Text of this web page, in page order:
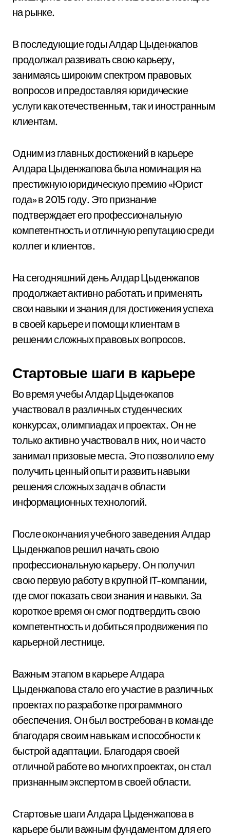
на рынке.
В последующие годы Алдар Цыденжапов
продолжал развивать свою карьеру,
занимаясь широким спектром правовых
вопросов и предоставляя юридические
услуги как отечественным, так и иностранным
клиентам.
Одним из главных достижений в карьере
Алдара Цыденжапова была номинация на
престижную юридическую премию «Юрист
года» в 2015 году. Это признание
подтверждает его профессиональную
компетентность и отличную репутацию среди
коллег и клиентов.
На сегодняшний день Алдар Цыденжапов
продолжает активно работать и применять
свои навыки и знания для достижения успеха
в своей карьере и помощи клиентам в
решении сложных правовых вопросов.
Стартовые шаги в карьере
Во время учебы Алдар Цыденжапов
участвовал в различных студенческих
конкурсах, олимпиадах и проектах. Он не
только активно участвовал в них, но и часто
занимал призовые места. Это позволило ему
получить ценный опыт и развить навыки
решения сложных задач в области
информационных технологий.
После окончания учебного заведения Алдар
Цыденжапов решил начать свою
профессиональную карьеру. Он получил
свою первую работу в крупной IT-компании,
где смог показать свои знания и навыки. За
короткое время он смог подтвердить свою
компетентность и добиться продвижения по
карьерной лестнице.
Важным этапом в карьере Алдара
Цыденжапова стало его участие в различных
проектах по разработке программного
обеспечения. Он был востребован в команде
благодаря своим навыкам и способности к
быстрой адаптации. Благодаря своей
отличной работе во многих проектах, он стал
признанным экспертом в своей области.
Стартовые шаги Алдара Цыденжапова в
карьере были важным фундаментом для его